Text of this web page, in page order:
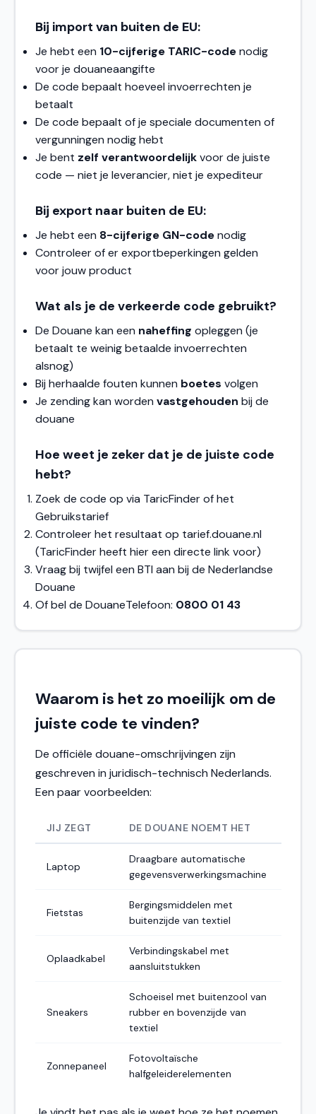
Bij import van buiten de EU:
Je hebt een 10-cijferige TARIC-codenodig
voor je douaneaangifte
De code bepaalt hoeveel invoerrechten je
betaalt
De code bepaalt of je speciale documenten of
vergunningen nodig hebt
Je bent zelf verantwoordelijkvoor de juiste
code — niet je leverancier, niet je expediteur
Bij export naar buiten de EU:
Je hebt een 8-cijferige GN-codenodig
Controleer of er exportbeperkingen gelden
voor jouw product
Wat als je de verkeerde code gebruikt?
De Douane kan een naheffing opleggen (je
betaalt te weinig betaalde invoerrechten
alsnog)
Bij herhaalde fouten kunnen boetes volgen
Je zending kan worden vastgehouden bij de
douane
Hoe weet je zeker dat je de juiste code
hebt?
Zoek de code op via TaricFinder of het
Gebruikstarief
Controleer het resultaat op tarief.douane.nl
(TaricFinder heeft hier een directe link voor)
Vraag bij twijfel een BTI aan bij de Nederlandse
Douane
Of bel de DouaneTelefoon: 0800 01 43
Waarom is het zo moeilijk om de
juiste code te vinden?
De officiële douane-omschrijvingen zijn
geschreven in juridisch-technisch Nederlands.
Een paar voorbeelden:
JIJ ZEGT DE DOUANE NOEMT HET
Laptop
Draagbare automatische
gegevensverwerkingsmachine
Fietstas
Bergingsmiddelen met
buitenzijde van textiel
Oplaadkabel
Verbindingskabel met
aansluitstukken
Sneakers
Schoeisel met buitenzool van
rubber en bovenzijde van
textiel
Zonnepaneel
Fotovoltaïsche
halfgeleiderelementen